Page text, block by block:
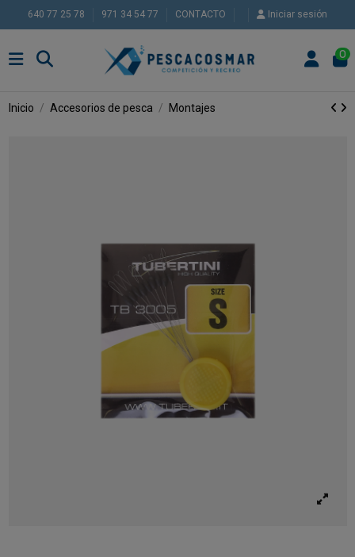
640 77 25 78 971 34 54 77 CONTACTO Iniciar sesión
0
Inicio Accesorios de pesca Montajes